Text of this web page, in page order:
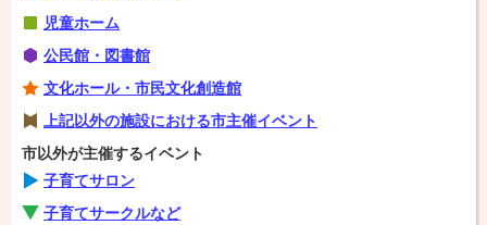
児童ホーム
公民館・図書館
文化ホール・市民文化創造館
上記以外の施設における市主催イベント
市以外が主催するイベント
子育てサロン
子育てサークルなど